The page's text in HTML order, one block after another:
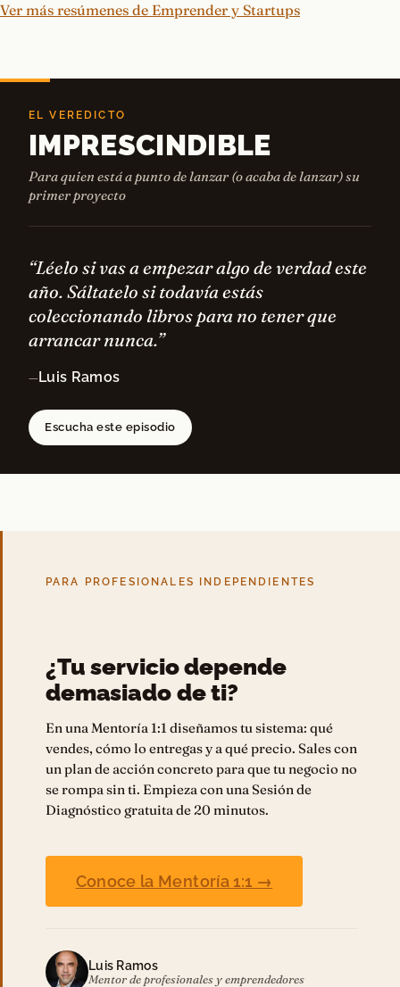
Ver más resúmenes de Emprender y Startups
EL VEREDICTO
IMPRESCINDIBLE
Para quien está a punto de lanzar (o acaba de lanzar) su
primer proyecto
“Léelo si vas a empezar algo de verdad este
año. Sáltatelo si todavía estás
coleccionando libros para no tener que
arrancar nunca.”
— Luis Ramos
Escucha este episodio
PARA PROFESIONALES INDEPENDIENTES
¿Tu servicio depende
demasiado de ti?
En una Mentoría 1:1 diseñamos tu sistema: qué
vendes, cómo lo entregas y a qué precio. Sales con
un plan de acción concreto para que tu negocio no
se rompa sin ti. Empieza con una Sesión de
Diagnóstico gratuita de 20 minutos.
Conoce la Mentoría 1:1 →
Luis Ramos
Mentor de profesionales y emprendedores